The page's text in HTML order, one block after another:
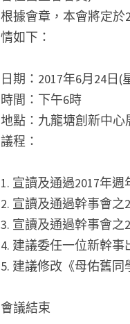
根據會章，本會將定於
情如下：
日期：2017年6月24日(
時間：下午6時
地點：九龍塘創新中心
議程：
1. 宣讀及通過2017年
2. 宣讀及通過幹事會之
3. 宣讀及通過幹事會之
4. 建議委任一位新幹事
5. 建議修改《母佑舊同
會議結束